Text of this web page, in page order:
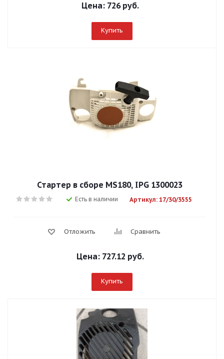
Цена: 726 руб.
Купить
Стартер в сборе MS180, IPG 1300023
Есть в наличии Артикул: 17/30/3555
Отложить Сравнить
Цена: 727.12 руб.
Купить